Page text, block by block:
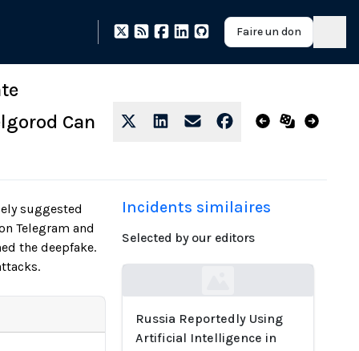
Faire un don
Can
suggested
Telegram and
the deepfake.
Incidents similaires
Selected by our editors
Russia Reportedly Using
Artificial Intelligence in